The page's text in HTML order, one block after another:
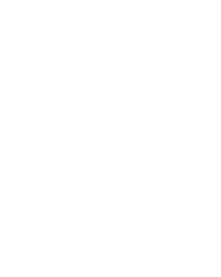
Maßnahmen können Sie
Baden-Württemberg“
Zustimmung zur
und alle Punkte in der
bei der zuständigen
Zwischenbewertung erhält